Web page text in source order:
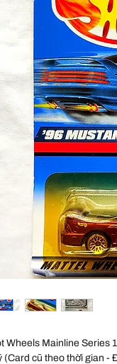
Wheels Mainline Series
(Card cũ theo thời gian -